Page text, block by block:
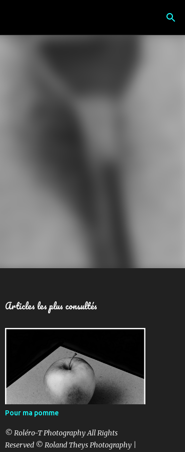
Articles les plus consultés
Pour ma pomme
© Roléro-T Photography All Rights
Reserved © Roland Theys Photography |